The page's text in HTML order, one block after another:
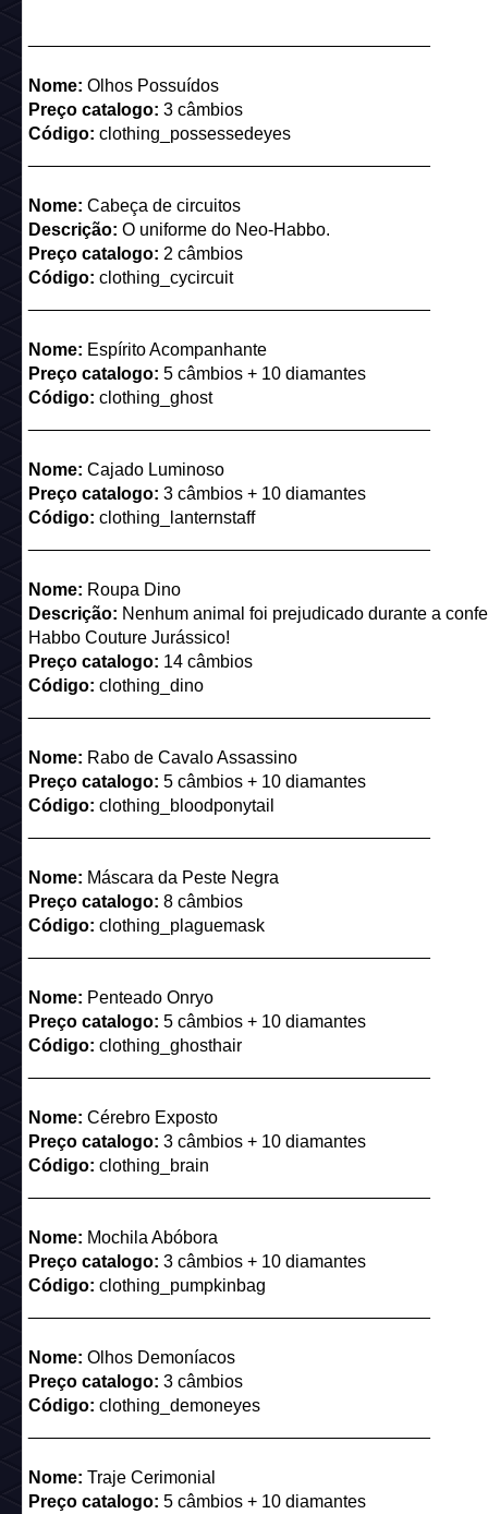
Nome: Olhos Possuídos
Preço catalogo: 3 câmbios
Código: clothing_possessedeyes
Nome: Cabeça de circuitos
Descrição: O uniforme do Neo-Habbo.
Preço catalogo: 2 câmbios
Código: clothing_cycircuit
Nome: Espírito Acompanhante
Preço catalogo: 5 câmbios + 10 diamantes
Código: clothing_ghost
Nome: Cajado Luminoso
Preço catalogo: 3 câmbios + 10 diamantes
Código: clothing_lanternstaff
Nome: Roupa Dino
Descrição: Nenhum animal foi prejudicado durante a
Habbo Couture Jurássico!
Preço catalogo: 14 câmbios
Código: clothing_dino
Nome: Rabo de Cavalo Assassino
Preço catalogo: 5 câmbios + 10 diamantes
Código: clothing_bloodponytail
Nome: Máscara da Peste Negra
Preço catalogo: 8 câmbios
Código: clothing_plaguemask
Nome: Penteado Onryo
Preço catalogo: 5 câmbios + 10 diamantes
Código: clothing_ghosthair
Nome: Cérebro Exposto
Preço catalogo: 3 câmbios + 10 diamantes
Código: clothing_brain
Nome: Mochila Abóbora
Preço catalogo: 3 câmbios + 10 diamantes
Código: clothing_pumpkinbag
Nome: Olhos Demoníacos
Preço catalogo: 3 câmbios
Código: clothing_demoneyes
Nome: Traje Cerimonial
Preço catalogo: 5 câmbios + 10 diamantes